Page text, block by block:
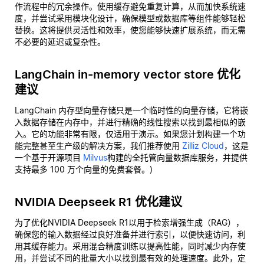
作流程中的冗余操作。使用缓存避免重复计算，从而加快系统速
度，并尝试采用模块化设计，确保模型或数据库等组件能够轻松
替换。这将提供灵活性和效率，使您能够快速扩展系统，而无需
不必要的延迟或复杂性。
LangChain in-memory vector store 优化
建议
LangChain 内存型向量存储只是一个临时性的向量存储，它将嵌
入数据存储在内存中，并进行精确的线性搜索以找到最相似的嵌
入。它的功能非常有限，仅适用于演示。如果您计划构建一个功
能完整甚至生产级的解决方案，我们推荐使用 Zilliz Cloud，这是
一个基于开源项目 Milvus构建的全托管向量数据库服务，并提供
支持最多 100 万个向量的免费套餐。)
NVIDIA Deepseek R1 优化建议
为了优化NVIDIA Deepseek R1以用于检索增强生成（RAG），
确保您的输入数据经过良好准备并进行索引，以便快速访问，利
用其缓存能力。采用混合精度训练以提高性能，同时减少内存使
用，并尝试不同的批量大小以找到最有效的处理速度。此外，定